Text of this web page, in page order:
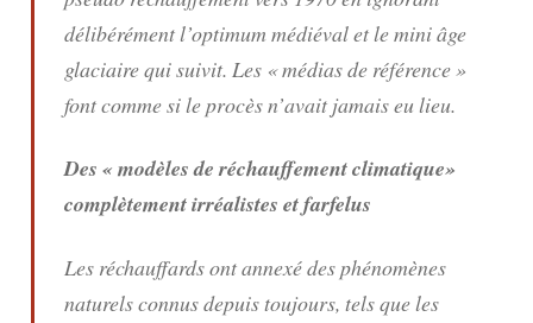
délibérément l’optimum médiéval et le mini âge
glaciaire qui suivit. Les « médias de référence »
font comme si le procès n’avait jamais eu lieu.
Des « modèles de réchauffement climatique»
complètement irréalistes et farfelus
Les réchauffards ont annexé des phénomènes
naturels connus depuis toujours, tels que les